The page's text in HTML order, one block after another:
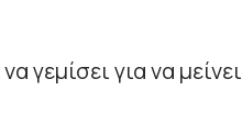
για να μείνει